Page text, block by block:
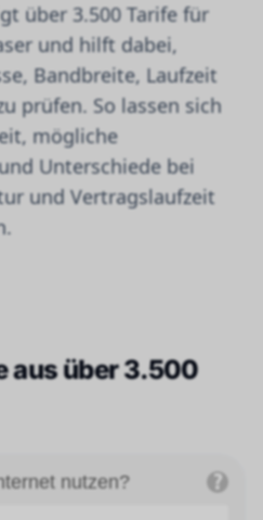
über 3.500 Tarife für
und hilft dabei,
Bandbreite, Laufzeit
prüfen. So lassen sich
mögliche
Unterschiede bei
und Vertragslaufzeit
aus über 3.500